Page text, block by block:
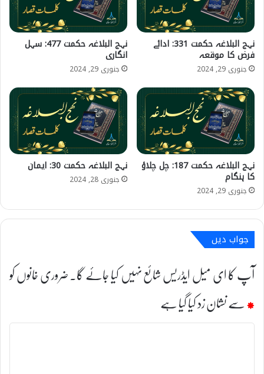
نہج البلاغہ حکمت 331: ادائے
فرض کا موقعہ
جنوری 29, 2024
نہج البلاغہ حکمت 477: سہل
انگاری
جنوری 29, 2024
نہج البلاغہ حکمت 187: چل چلاؤ
کا ہنگام
جنوری 29, 2024
نہج البلاغہ حکمت 30: ایمان
جنوری 28, 2024
جواب دیں
آپ کا ای میل ایڈریس شائع نہیں کیا جائے گا۔ضروری خانوں کو
*سے نشان زد کیا گیا ہے
ت